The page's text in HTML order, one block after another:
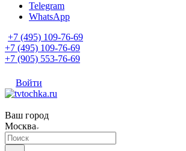
Telegram
WhatsApp
+7 (495) 109-76-69
+7 (495) 109-76-69
+7 (905) 553-76-69
Войти
Ваш город
Москва